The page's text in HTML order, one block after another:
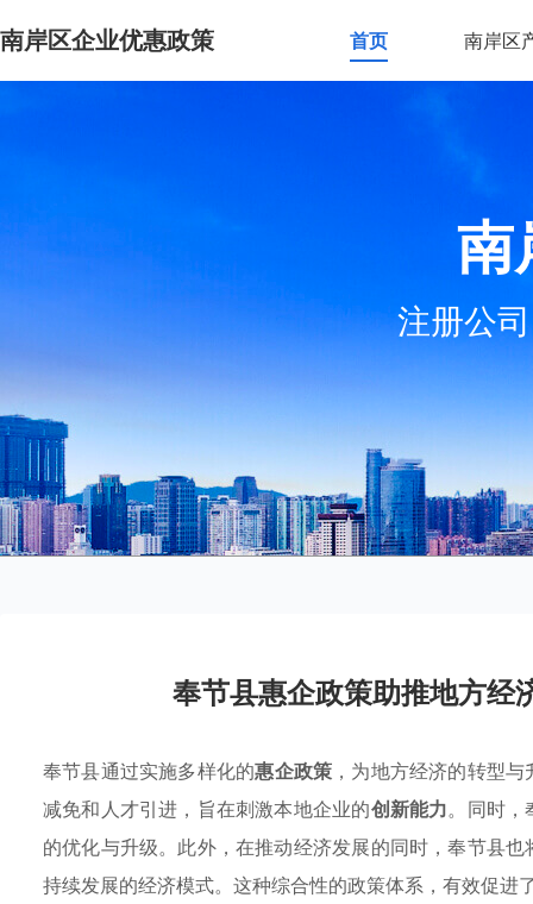
南岸区企业优惠政策 首页 南岸区
南
注册公
奉节县惠企政策助推地方经
奉节县通过实施多样化的惠企政策 ，为地方经济的转型
减免和人才引进，旨在刺激本地企业的创新能力。同时，
的优化与升级。此外，在推动经济发展的同时，奉节县
持续发展的经济模式。这种综合性的政策体系，有效促